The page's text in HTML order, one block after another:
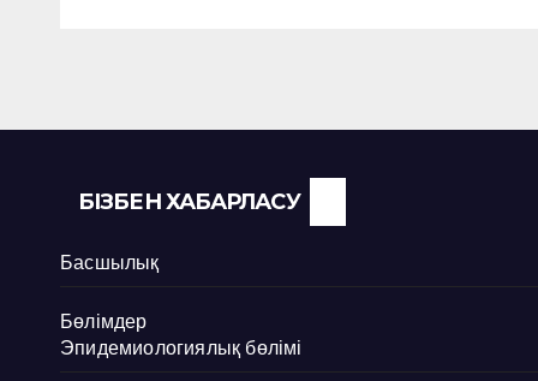
БІЗБЕН ХАБАРЛАСУ
Басшылық
Бөлімдер
Эпидемиологиялық бөлімі